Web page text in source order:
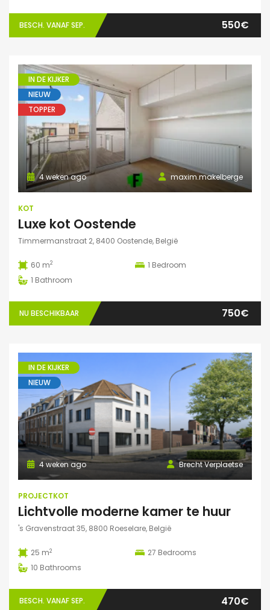
BESCH. VANAF SEP. 550€
IN DE KIJKER
NIEUW
TOPPER
maxim.makelberge
4 weken ago
KOT
Luxe kot Oostende
Timmermanstraat 2, 8400 Oostende, België
60 m2 1 Bedroom
1 Bathroom
NU BESCHIKBAAR 750€
IN DE KIJKER
NIEUW
Brecht Verplaetse
4 weken ago
PROJECTKOT
Lichtvolle moderne kamer te huur
's Gravenstraat 35, 8800 Roeselare, België
25 m2 27 Bedrooms
10 Bathrooms
BESCH. VANAF SEP. 470€